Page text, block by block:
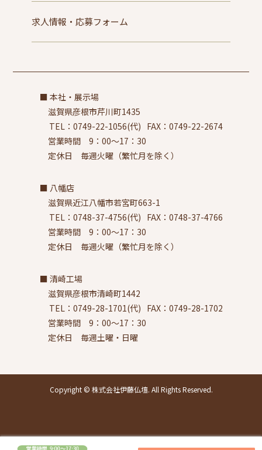
求人情報・応募フォーム
本社・展示場
滋賀県彦根市芹川町1435
TEL：0749-22-1056(代) FAX：0749-22-2674
営業時間 9：00～17：30
定休日 毎週火曜（繁忙月を除く）
八幡店
滋賀県近江八幡市若宮町663-1
TEL：0748-37-4756(代) FAX：0748-37-4766
営業時間 9：00～17：30
定休日 毎週火曜（繁忙月を除く）
清崎工場
滋賀県彦根市清崎町1442
TEL：0749-28-1701(代) FAX：0749-28-1702
営業時間 9：00～17：30
定休日 毎週土曜・日曜
Copyright © 株式会社伊藤仏壇. All Rights Reserved.